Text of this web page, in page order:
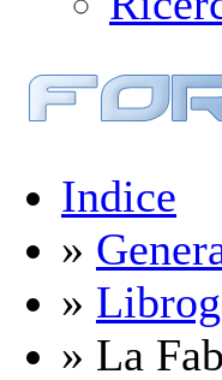
Indice
»
»
» La